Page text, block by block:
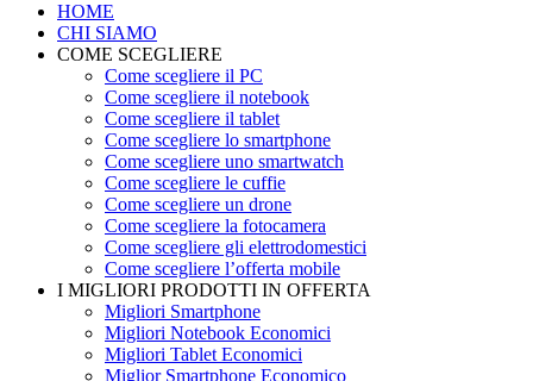
HOME
CHI SIAMO
COME SCEGLIERE
Come scegliere il PC
Come scegliere il notebook
Come scegliere il tablet
Come scegliere lo smartphone
Come scegliere uno smartwatch
Come scegliere le cuffie
Come scegliere un drone
Come scegliere la fotocamera
Come scegliere gli elettrodomestici
Come scegliere l’offerta mobile
I MIGLIORI PRODOTTI IN OFFERTA
Migliori Smartphone
Migliori Notebook Economici
Migliori Tablet Economici
Miglior Smartphone Economico